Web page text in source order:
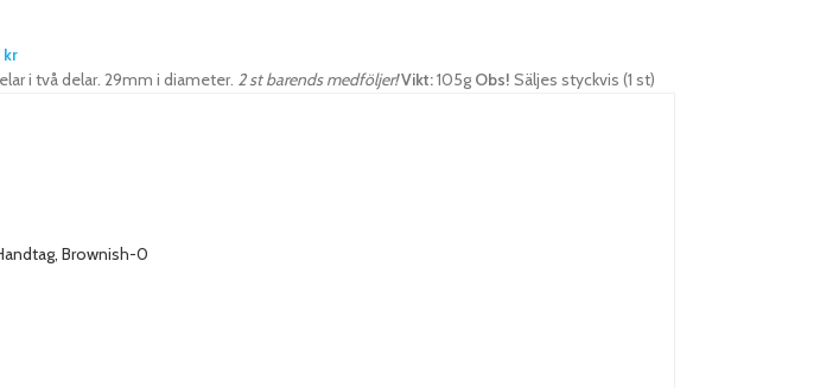
kr
i två delar. 29mm i diameter. 2 st barends medföljer!Vikt:105g Obs! Säljes styckvis (1 st)